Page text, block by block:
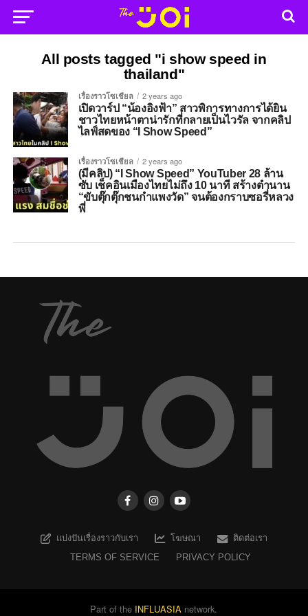
All posts tagged "i show speed in
thailand"
เรื่องราวโซเชียล 2 years ago
เปิดวาร์ป “น้องอิงฟ้า” สาวพิการทางการได้ยิน
ชาวไทยหน้าตาน่ารักที่กลายเป็นไวรัล จากคลิป
ไลฟ์สดของ “I Show Speed”
เรื่องราวโซเชียล 2 years ago
(มีคลิป) “I Show Speed” YouTuber 28 ล้าน
ซับ เช็คอินเมืองไทยไม่ถึง 10 นาที สร้างตำนาน
“ขับตุ๊กตุ๊กชนกำแพงวัด” จนต้องกราบซอรี่หลวง
พี่
แบ่งปันเรื่องราวกับเรา โฆษณา
ติดต่อเรา
TERMS OF SERVICE
PRIVACY POLICY
Part of the INFLUASIA network.